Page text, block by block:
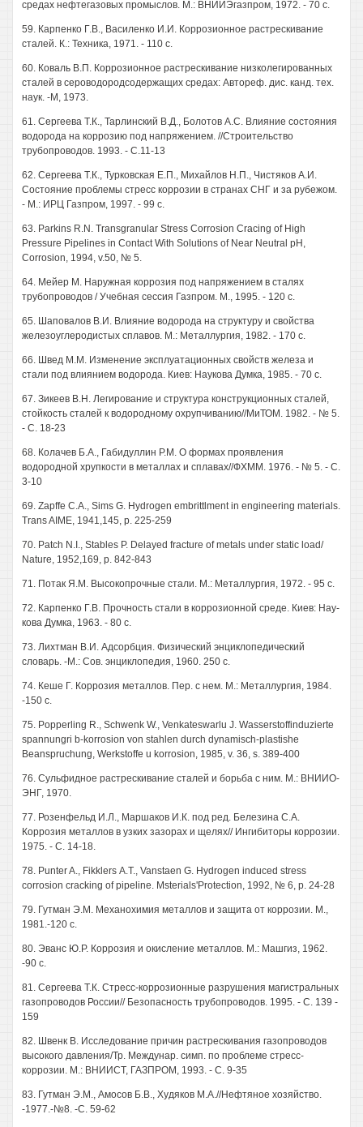
средах нефтегазовых промыслов. М.: ВНИИЭгазпром, 1972. - 70 с.
59. Карпенко Г.В., Василенко И.И. Коррозионное растрескивание
сталей. К.: Техника, 1971. - 110 с.
60. Коваль В.П. Коррозионное растрескивание низколегированных
сталей в сероводородсодержащих средах: Автореф. дис. канд. тех.
наук. -М, 1973.
61. Сергеева Т.К., Тарлинский В.Д., Болотов А.С. Влияние состояния
водорода на коррозию под напряжением. //Строительство
трубопроводов. 1993. - С.11-13
62. Сергеева Т.К., Турковская Е.П., Михайлов Н.П., Чистяков А.И.
Состояние проблемы стресс коррозии в странах СНГ и за рубежом.
- М.: ИРЦ Газпром, 1997. - 99 с.
63. Parkins R.N. Transgranular Stress Corrosion Cracing of High
Pressure Pipelines in Contact With Solutions of Near Neutral pH,
Corrosion, 1994, v.50, № 5.
64. Мейер M. Наружная коррозия под напряжением в сталях
трубопроводов / Учебная сессия Газпром. М., 1995. - 120 с.
65. Шаповалов В.И. Влияние водорода на структуру и свойства
железоуглеродистых сплавов. М.: Металлургия, 1982. - 170 с.
66. Швед М.М. Изменение эксплуатационных свойств железа и
стали под влиянием водорода. Киев: Наукова Думка, 1985. - 70 с.
67. Зикеев В.Н. Легирование и структура конструкционных сталей,
стойкость сталей к водородному охрупчиванию//МиТОМ. 1982. - № 5.
- С. 18-23
68. Колачев Б.А., Габидуллин P.M. О формах проявления
водородной хрупкости в металлах и сплавах//ФХММ. 1976. - № 5. - С.
3-10
69. Zapffe С.А., Sims G. Hydrogen embrittlment in engineering materials.
Trans AIME, 1941,145, p. 225-259
70. Patch N.I., Stables P. Delayed fracture of metals under static load/
Nature, 1952,169, p. 842-843
71. Потак Я.М. Высокопрочные стали. M.: Металлургия, 1972. - 95 с.
72. Карпенко Г.В. Прочность стали в коррозионной среде. Киев: Нау-
кова Думка, 1963. - 80 с.
73. Лихтман В.И. Адсорбция. Физический энциклопедический
словарь. -М.: Сов. энциклопедия, 1960. 250 с.
74. Кеше Г. Коррозия металлов. Пер. с нем. М.: Металлургия, 1984.
-150 с.
75. Popperling R., Schwenk W., Venkateswarlu J. Wasserstoffinduzierte
spannungri b-korrosion von stahlen durch dynamisch-plastishe
Beanspruchung, Werkstoffe u korrosion, 1985, v. 36, s. 389-400
76. Сульфидное растрескивание сталей и борьба с ним. М.: ВНИИО-
ЭНГ, 1970.
77. Розенфельд И.Л., Маршаков И.К. под ред. Белезина С.А.
Коррозия металлов в узких зазорах и щелях// Ингибиторы коррозии.
1975. - С. 14-18.
78. Punter A., Fikklers А.Т., Vanstaen G. Hydrogen induced stress
corrosion cracking of pipeline. Msterials'Protection, 1992, № 6, p. 24-28
79. Гутман Э.М. Механохимия металлов и защита от коррозии. М.,
1981.-120 с.
80. Эванс Ю.Р. Коррозия и окисление металлов. М.: Машгиз, 1962.
-90 с.
81. Сергеева Т.К. Стресс-коррозионные разрушения магистральных
газопроводов России// Безопасность трубопроводов. 1995. - С. 139 -
159
82. Швенк В. Исследование причин растрескивания газопроводов
высокого давления/Тр. Междунар. симп. по проблеме стресс-
коррозии. М.: ВНИИСТ, ГАЗПРОМ, 1993. - С. 9-35
83. Гутман Э.М., Амосов Б.В., Худяков М.А.//Нефтяное хозяйство.
-1977.-№8. -С. 59-62